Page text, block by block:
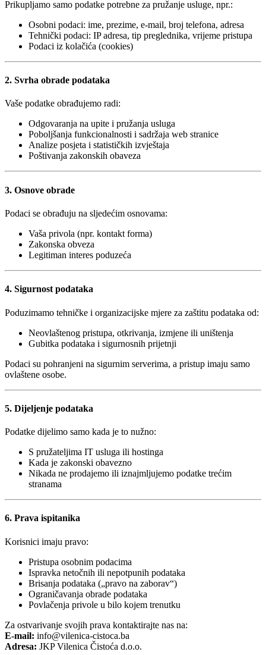
Prikupljamo samo podatke potrebne za pružanje usluge, npr.:
Osobni podaci: ime, prezime, e-mail, broj telefona, adresa
Tehnički podaci: IP adresa, tip preglednika, vrijeme pristupa
Podaci iz kolačića (cookies)
2. Svrha obrade podataka
Vaše podatke obrađujemo radi:
Odgovaranja na upite i pružanja usluga
Poboljšanja funkcionalnosti i sadržaja web stranice
Analize posjeta i statističkih izvještaja
Poštivanja zakonskih obaveza
3. Osnove obrade
Podaci se obrađuju na sljedećim osnovama:
Vaša privola (npr. kontakt forma)
Zakonska obveza
Legitiman interes poduzeća
4. Sigurnost podataka
Poduzimamo tehničke i organizacijske mjere za zaštitu podataka od:
Neovlaštenog pristupa, otkrivanja, izmjene ili uništenja
Gubitka podataka i sigurnosnih prijetnji
Podaci su pohranjeni na sigurnim serverima, a pristup imaju samo
ovlaštene osobe.
5. Dijeljenje podataka
Podatke dijelimo samo kada je to nužno:
S pružateljima IT usluga ili hostinga
Kada je zakonski obavezno
Nikada ne prodajemo ili iznajmljujemo podatke trećim
stranama
6. Prava ispitanika
Korisnici imaju pravo:
Pristupa osobnim podacima
Ispravka netočnih ili nepotpunih podataka
Brisanja podataka („pravo na zaborav“)
Ograničavanja obrade podataka
Povlačenja privole u bilo kojem trenutku
Za ostvarivanje svojih prava kontaktirajte nas na:
E-mail: info@vilenica-cistoca.ba
Adresa: JKP Vilenica Čistoća d.o.o.